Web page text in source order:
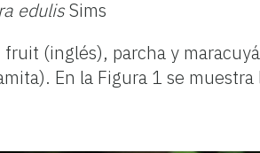
edulisSims
fruit (inglés), parcha y
En la Figura 1 se muestra